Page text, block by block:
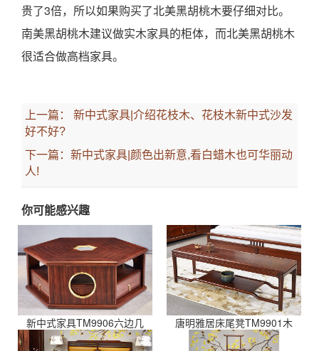
贵了3倍，所以如果购买了北美黑胡桃木要仔细对比。
南美黑胡桃木建议做实木家具的柜体，而北美黑胡桃木
很适合做高档家具。
上一篇：
新中式家具|介绍花枝木、花枝木新中式沙发
好不好?
下一篇：
新中式家具|颜色出新意,看白蜡木也可华丽动
人!
你可能感兴趣
新中式家具TM9906六边几 唐明雅居床尾凳TM9901木